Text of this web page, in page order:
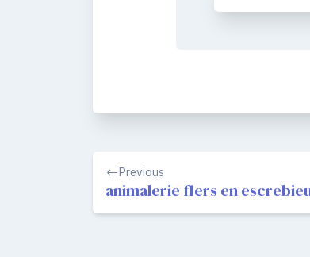
Navigation
de
l’article
Previous
animalerie flers en